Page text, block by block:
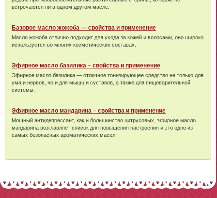
встречаются ни в одном другом масле.
Базовое масло жожоба — свойства и применение
Масло жожоба отлично подходит для ухода за кожей и волосами, оно широко
используется во многих косметических составах.
Эфирное масло базилика – свойства и применение
Эфирное масло базилика — отличное тонизирующее средство не только для
ума и нервов, но и для мышц и суставов, а также для пищеварительной
системы.
Эфирное масло мандарина – свойства и применение
Мощный антидепрессант, как и большинство цитрусовых, эфирное масло
мандарина возглавляет список для повышения настроения и это одно из
самых безопасных ароматических масел.